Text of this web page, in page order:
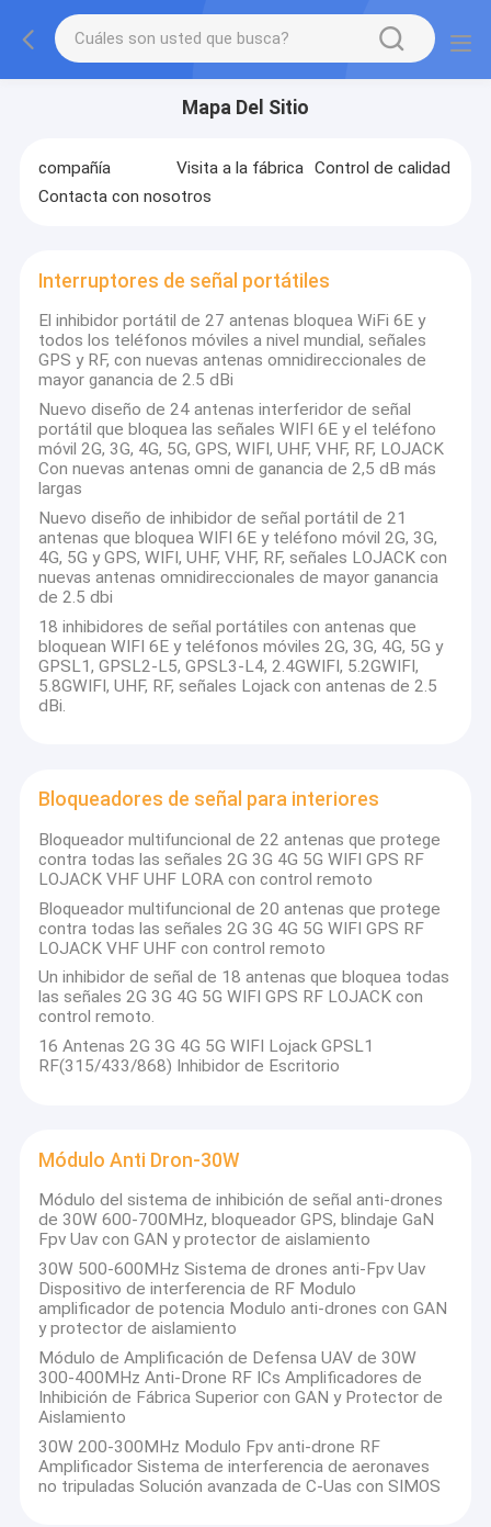
Mapa Del Sitio
compañía Visita a la fábrica Control de calidad
Contacta con nosotros
Interruptores de señal portátiles
El inhibidor portátil de 27 antenas bloquea WiFi 6E y
todos los teléfonos móviles a nivel mundial, señales
GPS y RF, con nuevas antenas omnidireccionales de
mayor ganancia de 2.5 dBi
Nuevo diseño de 24 antenas interferidor de señal
portátil que bloquea las señales WIFI 6E y el teléfono
móvil 2G, 3G, 4G, 5G, GPS, WIFI, UHF, VHF, RF, LOJACK
Con nuevas antenas omni de ganancia de 2,5 dB más
largas
Nuevo diseño de inhibidor de señal portátil de 21
antenas que bloquea WIFI 6E y teléfono móvil 2G, 3G,
4G, 5G y GPS, WIFI, UHF, VHF, RF, señales LOJACK con
nuevas antenas omnidireccionales de mayor ganancia
de 2.5 dbi
18 inhibidores de señal portátiles con antenas que
bloquean WIFI 6E y teléfonos móviles 2G, 3G, 4G, 5G y
GPSL1, GPSL2-L5, GPSL3-L4, 2.4GWIFI, 5.2GWIFI,
5.8GWIFI, UHF, RF, señales Lojack con antenas de 2.5
dBi.
Bloqueadores de señal para interiores
Bloqueador multifuncional de 22 antenas que protege
contra todas las señales 2G 3G 4G 5G WIFI GPS RF
LOJACK VHF UHF LORA con control remoto
Bloqueador multifuncional de 20 antenas que protege
contra todas las señales 2G 3G 4G 5G WIFI GPS RF
LOJACK VHF UHF con control remoto
Un inhibidor de señal de 18 antenas que bloquea todas
las señales 2G 3G 4G 5G WIFI GPS RF LOJACK con
control remoto.
16 Antenas 2G 3G 4G 5G WIFI Lojack GPSL1
RF(315/433/868) Inhibidor de Escritorio
Módulo Anti Dron-30W
Módulo del sistema de inhibición de señal anti-drones
de 30W 600-700MHz, bloqueador GPS, blindaje GaN
Fpv Uav con GAN y protector de aislamiento
30W 500-600MHz Sistema de drones anti-Fpv Uav
Dispositivo de interferencia de RF Modulo
amplificador de potencia Modulo anti-drones con GAN
y protector de aislamiento
Módulo de Amplificación de Defensa UAV de 30W
300-400MHz Anti-Drone RF ICs Amplificadores de
Inhibición de Fábrica Superior con GAN y Protector de
Aislamiento
30W 200-300MHz Modulo Fpv anti-drone RF
Amplificador Sistema de interferencia de aeronaves
no tripuladas Solución avanzada de C-Uas con SIMOS